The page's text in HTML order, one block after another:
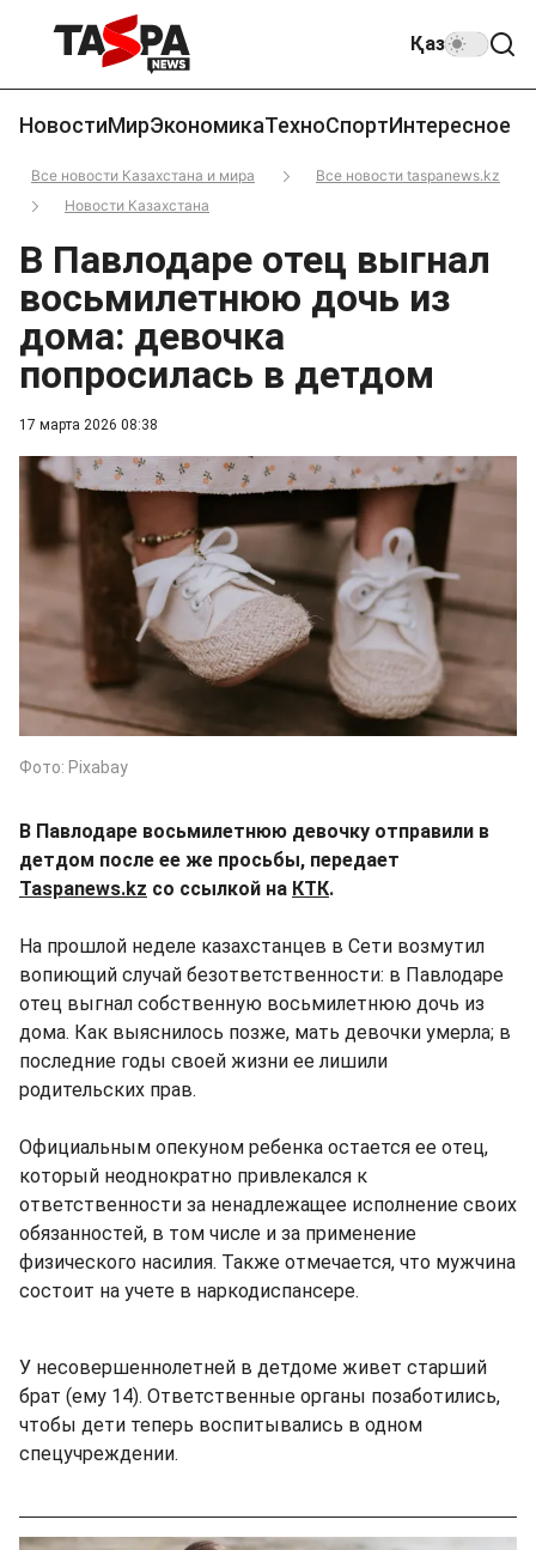
Қаз
НовостиМирЭкономикаТехноСпортИнтересное
Все новости Казахстана и мира
Все новости taspanews.kz
Новости Казахстана
17 марта 2026 08:38
В Павлодаре отец выгнал
восьмилетнюю дочь из
дома: девочка
попросилась в детдом
Фото: Pixabay
В Павлодаре восьмилетнюю девочку отправили в
детдом после ее же просьбы, передает
Taspanews.kz со ссылкой на КТК.
На прошлой неделе казахстанцев в Сети возмутил
вопиющий случай безответственности: в Павлодаре
отец выгнал собственную восьмилетнюю дочь из
дома. Как выяснилось позже, мать девочки умерла; в
последние годы своей жизни ее лишили
родительских прав.
Официальным опекуном ребенка остается ее отец,
который неоднократно привлекался к
ответственности за ненадлежащее исполнение своих
обязанностей, в том числе и за применение
физического насилия. Также отмечается, что мужчина
состоит на учете в наркодиспансере.
У несовершеннолетней в детдоме живет старший
брат (ему 14). Ответственные органы позаботились,
чтобы дети теперь воспитывались в одном
спецучреждении.